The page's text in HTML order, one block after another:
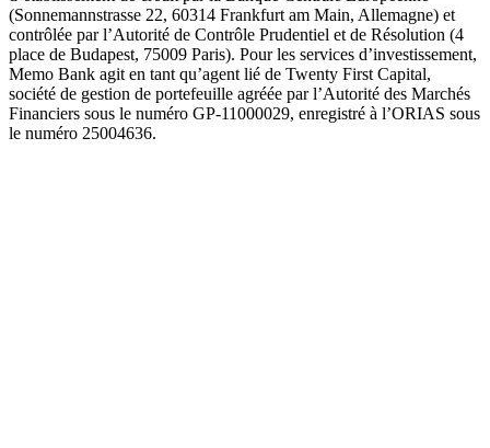
(Sonnemannstrasse 22, 60314 Frankfurt am Main, Allemagne) et
contrôlée par l’Autorité de Contrôle Prudentiel et de Résolution (4
place de Budapest, 75009 Paris). Pour les services d’investissement,
Memo Bank agit en tant qu’agent lié de Twenty First Capital,
société de gestion de portefeuille agréée par l’Autorité des Marchés
Financiers sous le numéro GP-11000029, enregistré à l’ORIAS sous
le numéro 25004636.